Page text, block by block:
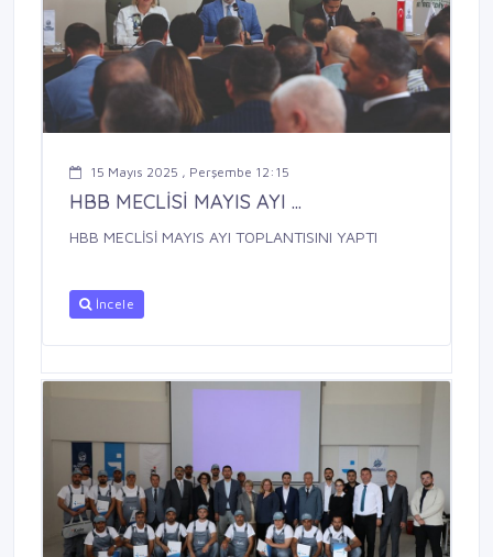
15 Mayıs 2025 , Perşembe 12:15
HBB MECLİSİ MAYIS AYI ...
HBB MECLİSİ MAYIS AYI TOPLANTISINI YAPTI
İncele